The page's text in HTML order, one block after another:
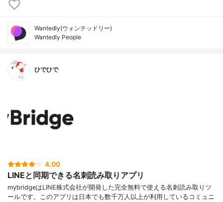
Wantedly(ウォンテッドリー)
Wantedly People
ひでひで
4.00
LINEと同期できる名刺読み取りアプリ
mybridgeはLINE株式会社が開発した完全無料で使える名刺読み取りツ
ールです。このアプリは日本でも数千万人以上が利用しているコミュニ